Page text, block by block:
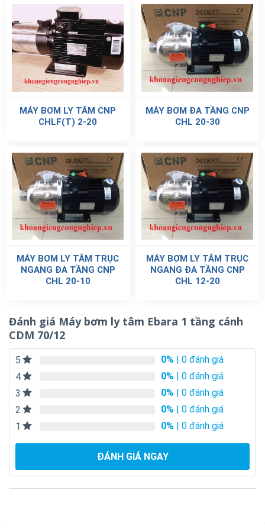
MÁY BƠM LY TÂM CNP
CHLF(T) 2-20
MÁY BƠM ĐA TẦNG CNP
CHL 20-30
MÁY BƠM LY TÂM TRỤC
NGANG ĐA TẦNG CNP
CHL 20-10
MÁY BƠM LY TÂM TRỤC
NGANG ĐA TẦNG CNP
CHL 12-20
Đánh giá Máy bơm ly tâm Ebara 1 tầng cánh
CDM 70/12
5 0% | 0 đánh giá
4
0% | 0 đánh giá
3
0% | 0 đánh giá
2
0% | 0 đánh giá
1
0% | 0 đánh giá
ĐÁNH GIÁ NGAY